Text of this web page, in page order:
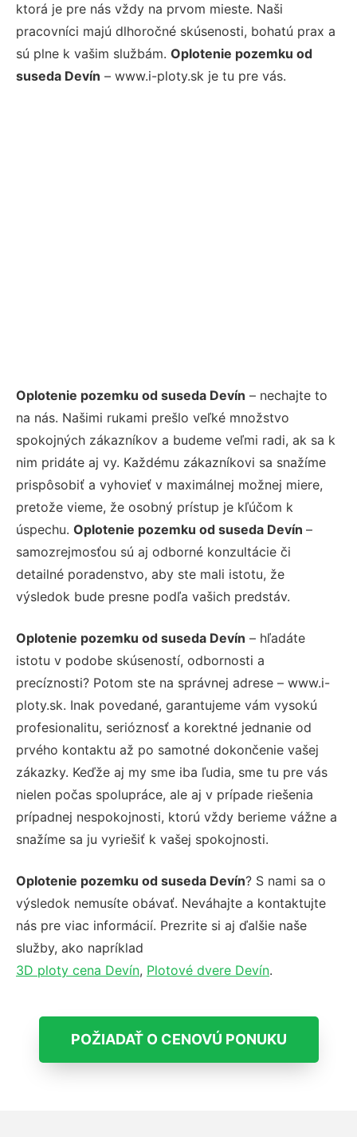
ktorá je pre nás vždy na prvom mieste. Naši
pracovníci majú dlhoročné skúsenosti, bohatú prax a
sú plne k vašim službám. Oplotenie pozemku od
suseda Devín – www.i-ploty.sk je tu pre vás.
Oplotenie pozemku od suseda Devín – nechajte to
na nás. Našimi rukami prešlo veľké množstvo
spokojných zákazníkov a budeme veľmi radi, ak sa k
nim pridáte aj vy. Každému zákazníkovi sa snažíme
prispôsobiť a vyhovieť v maximálnej možnej miere,
pretože vieme, že osobný prístup je kľúčom k
úspechu. Oplotenie pozemku od suseda Devín –
samozrejmosťou sú aj odborné konzultácie či
detailné poradenstvo, aby ste mali istotu, že
výsledok bude presne podľa vašich predstáv.
Oplotenie pozemku od suseda Devín – hľadáte
istotu v podobe skúseností, odbornosti a
precíznosti? Potom ste na správnej adrese – www.i-
ploty.sk. Inak povedané, garantujeme vám vysokú
profesionalitu, serióznosť a korektné jednanie od
prvého kontaktu až po samotné dokončenie vašej
zákazky. Keďže aj my sme iba ľudia, sme tu pre vás
nielen počas spolupráce, ale aj v prípade riešenia
prípadnej nespokojnosti, ktorú vždy berieme vážne a
snažíme sa ju vyriešiť k vašej spokojnosti.
Oplotenie pozemku od suseda Devín? S nami sa o
výsledok nemusíte obávať. Neváhajte a kontaktujte
nás pre viac informácií. Prezrite si aj ďalšie naše
služby, ako napríklad
3D ploty cena Devín, Plotové dvere Devín.
POŽIADAŤ O CENOVÚ PONUKU